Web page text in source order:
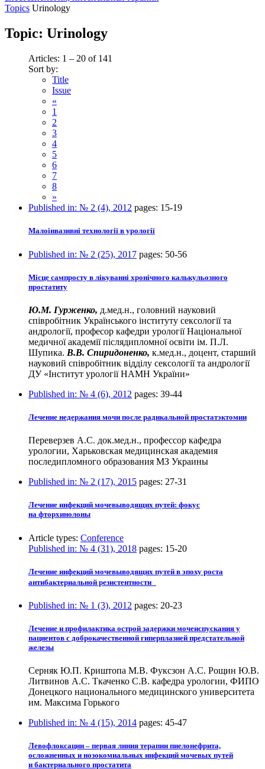
Topics Urinology
Topic: Urinology
Articles: 1 – 20 of 141
Sort by:
Title
Issue
«
1
2
3
4
5
6
7
8
»
Published in: № 2 (4), 2012 pages: 15-19
Малоінвазивні технології в урології
Published in: № 2 (25), 2017 pages: 50-56
Місце сампросту в лікуванні хронічного калькульозного
простатиту
Ю.М. Гурженко, д.мед.н., головний науковий
співробітник Українського інституту сексології та
андрології, професор кафедри урології Національної
медичної академії післядипломної освіти ім. П.Л.
Шупика. В.В. Спиридоненко, к.мед.н., доцент, старший
науковий співробітник відділу сексології та андрології
ДУ «Інститут урології НАМН України»
Published in: № 4 (6), 2012 pages: 39-44
Лечение недержания мочи после радикальной простатэктомии
Переверзев А.С. док.мед.н., профессор кафедра
урологии, Харьковская медицинская академия
последипломного образования МЗ Украины
Published in: № 2 (17), 2015 pages: 27-31
Лечение инфекций мочевыводящих путей: фокус
на фторхинолоны
Article types: Conference
Published in: № 4 (31), 2018 pages: 15-20
Лечение инфекций мочевыводящих путей в эпоху роста
антибактериальной резистентности
Published in: № 1 (3), 2012 pages: 20-23
Лечение и профилактика острой задержки мочеиспускания у
пациентов с доброкачественной гиперплазией предстательной
железы
Серняк Ю.П. Криштопа М.В. Фуксзон А.С. Рощин Ю.В.
Литвинов А.С. Ткаченко С.В. кафедра урологии, ФИПО
Донецкого национального медицинского университета
им. Максима Горького
Published in: № 4 (15), 2014 pages: 45-47
Левофлоксацин – первая линия терапии пиелонефрита,
осложненных и нозокомиальных инфекций мочевых путей
и бактериального простатита